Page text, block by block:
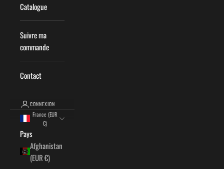
Catalogue
Suivre ma
commande
Contact
CONNEXION
France (EUR
€)
Pays
Afghanistan
(EUR €)